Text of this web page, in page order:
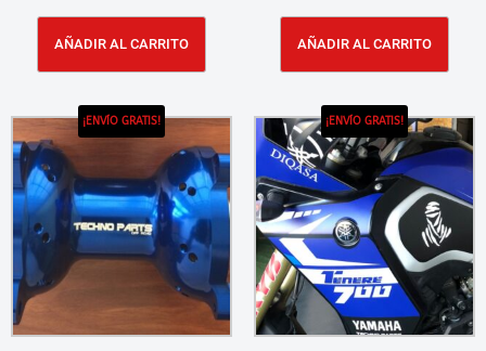
AÑADIR AL CARRITO AÑADIR AL CARRITO
¡ENVÍO GRATIS! ¡ENVÍO GRATIS!